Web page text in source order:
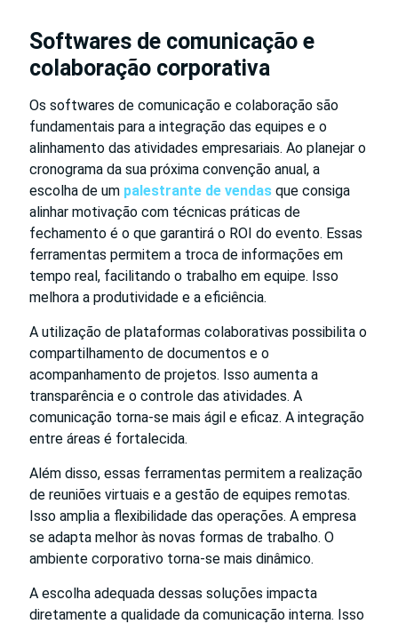
Softwares de comunicação e
colaboração corporativa
Os softwares de comunicação e colaboração são
fundamentais para a integração das equipes e o
alinhamento das atividades empresariais. Ao planejar o
cronograma da sua próxima convenção anual, a
escolha de um palestrante de vendas que consiga
alinhar motivação com técnicas práticas de
fechamento é o que garantirá o ROI do evento. Essas
ferramentas permitem a troca de informações em
tempo real, facilitando o trabalho em equipe. Isso
melhora a produtividade e a eficiência.
A utilização de plataformas colaborativas possibilita o
compartilhamento de documentos e o
acompanhamento de projetos. Isso aumenta a
transparência e o controle das atividades. A
comunicação torna-se mais ágil e eficaz. A integração
entre áreas é fortalecida.
Além disso, essas ferramentas permitem a realização
de reuniões virtuais e a gestão de equipes remotas.
Isso amplia a flexibilidade das operações. A empresa
se adapta melhor às novas formas de trabalho. O
ambiente corporativo torna-se mais dinâmico.
A escolha adequada dessas soluções impacta
diretamente a qualidade da comunicação interna. Isso